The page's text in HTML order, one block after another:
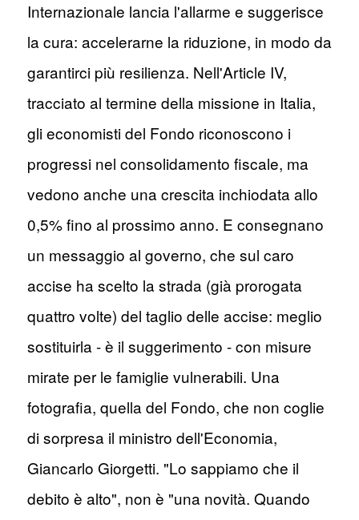
Internazionale lancia l'allarme e suggerisce
la cura: accelerarne la riduzione, in modo da
garantirci più resilienza. Nell'Article IV,
tracciato al termine della missione in Italia,
gli economisti del Fondo riconoscono i
progressi nel consolidamento fiscale, ma
vedono anche una crescita inchiodata allo
0,5% fino al prossimo anno. E consegnano
un messaggio al governo, che sul caro
accise ha scelto la strada (già prorogata
quattro volte) del taglio delle accise: meglio
sostituirla - è il suggerimento - con misure
mirate per le famiglie vulnerabili. Una
fotografia, quella del Fondo, che non coglie
di sorpresa il ministro dell'Economia,
Giancarlo Giorgetti. "Lo sappiamo che il
debito è alto", non è "una novità. Quando